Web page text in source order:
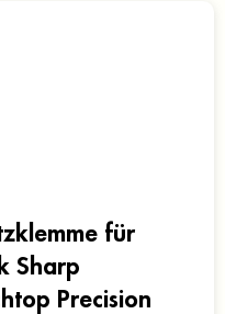
für
Sharp
Precision